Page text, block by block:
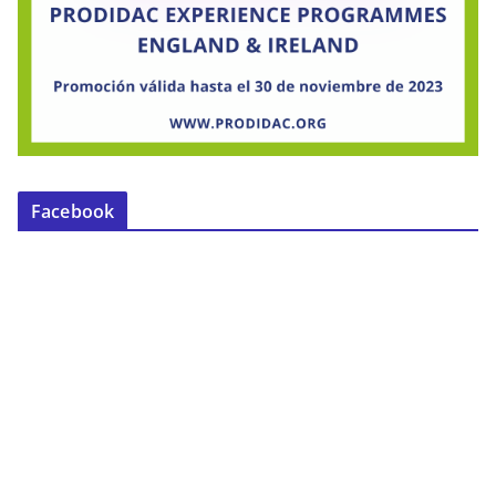
Facebook